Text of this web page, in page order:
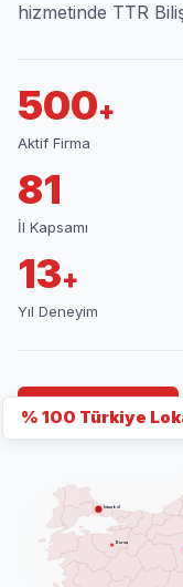
hizmetinde TTR
500+
Aktif Firma
81
İl Kapsamı
13+
Yıl Deneyim
İletişime Geç
İstanbul
Bursa
% 100 Türkiye